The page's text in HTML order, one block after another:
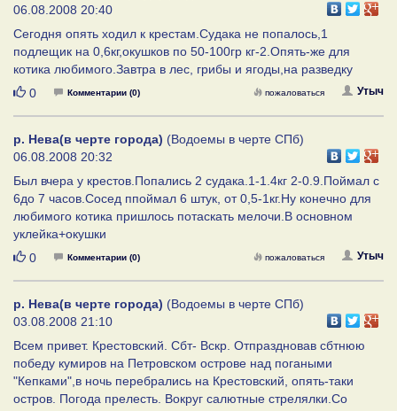
06.08.2008 20:40
Сегодня опять ходил к крестам.Судака не попалось,1
подлещик на 0,6кг,окушков по 50-100гр кг-2.Опять-же для
котика любимого.Завтра в лес, грибы и ягоды,на разведку
Нравится
0 Комментарии (0) Утыч
пожаловаться
р. Нева(в черте города) (Водоемы в черте СПб)
06.08.2008 20:32
Был вчера у крестов.Попались 2 судака.1-1.4кг 2-0.9.Поймал с
6до 7 часов.Сосед ппоймал 6 штук, от 0,5-1кг.Ну конечно для
любимого котика пришлось потаскать мелочи.В основном
уклейка+окушки
Нравится
0 Комментарии (0) Утыч
пожаловаться
р. Нева(в черте города) (Водоемы в черте СПб)
03.08.2008 21:10
Всем привет. Крестовский. Сбт- Вскр. Отпраздновав сбтнюю
победу кумиров на Петровском острове над погаными
"Кепками",в ночь перебрались на Крестовский, опять-таки
остров. Погода прелесть. Вокруг салютные стрелялки.Со